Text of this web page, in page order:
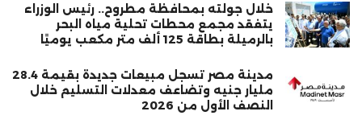
خلال جولته بمحافظة مطروح.. رئيس الوزراء
يتفقد مجمع محطات تحلية مياه البحر
بالرميلة بطاقة 125 ألف متر مكعب يوميًا
مدينة مصر تسجل مبيعات جديدة بقيمة 28.4
مليار جنيه وتضاعف معدلات التسليم خلال
النصف الأول من 2026